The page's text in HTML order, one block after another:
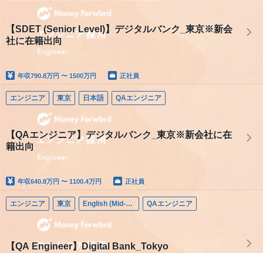
【SDET (Senior Level)】デジタルバンク_東京※新会
社に在籍出向
年収790.8万円 〜 1500万円 正社員
エンジニア 東京 日本語 QAエンジニア
【QAエンジニア】デジタルバンク_東京※新会社に在
籍出向
年収640.8万円 〜 1100.4万円 正社員
エンジニア 東京 English (Mid-career) QAエンジニア
【QA Engineer】Digital Bank_Tokyo